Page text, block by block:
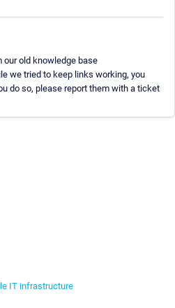
old knowledge base
we tried to keep links working, you
do so, please report them with a ticket
IT infrastructure